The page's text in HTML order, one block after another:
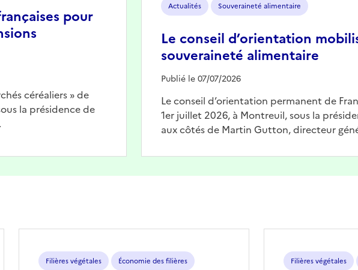
pour
céréaliers » de
la présidence de
Actualités Souveraineté alimentaire
Le conseil d’orientation
souveraineté alimentaire
Publié le 07/07/2026
Le conseil d’orientation permanent de
1er juillet 2026, à Montreuil, sous la
aux côtés de Martin Gutton, directeur
Filières végétales Économie des filières Filières végétales